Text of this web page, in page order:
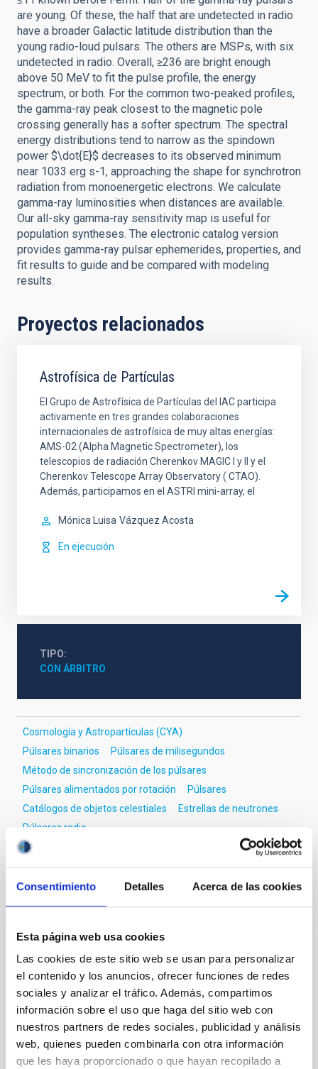
Consentimiento Detalles Acerca de las cookies
Esta página web usa cookies
Las cookies de este sitio web se usan para personalizar
el contenido y los anuncios, ofrecer funciones de redes
sociales y analizar el tráfico. Además, compartimos
información sobre el uso que haga del sitio web con
nuestros partners de redes sociales, publicidad y análisis
web, quienes pueden combinarla con otra información
que les haya proporcionado o que hayan recopilado a
are young. Of these, the half that are undetected in radio
have a broader Galactic latitude distribution than the
young radio-loud pulsars. The others are MSPs, with six
undetected in radio. Overall, ≥236 are bright enough
above 50 MeV to fit the pulse profile, the energy
spectrum, or both. For the common two-peaked profiles,
the gamma-ray peak closest to the magnetic pole
crossing generally has a softer spectrum. The spectral
energy distributions tend to narrow as the spindown
power $\dot{E}$ decreases to its observed minimum
near 1033 erg s-1, approaching the shape for synchrotron
radiation from monoenergetic electrons. We calculate
gamma-ray luminosities when distances are available.
Our all-sky gamma-ray sensitivity map is useful for
population syntheses. The electronic catalog version
provides gamma-ray pulsar ephemerides, properties, and
fit results to guide and be compared with modeling
results.
Proyectos relacionados
Astrofísica de Partículas
El Grupo de Astrofísica de Partículas del IAC participa
activamente en tres grandes colaboraciones
internacionales de astrofísica de muy altas energías:
AMS-02 (Alpha Magnetic Spectrometer), los
telescopios de radiación Cherenkov MAGIC I y II y el
Cherenkov Telescope Array Observatory ( CTAO).
Además, participamos en el ASTRI mini-array, el
Mónica Luisa Vázquez Acosta
En ejecución
TIPO
CON ÁRBITRO
Cosmología y Astropartículas (CYA)
Púlsares binarios
Púlsares de milisegundos
Método de sincronización de los púlsares
Púlsares alimentados por rotación
Púlsares
Catálogos de objetos celestiales
Estrellas de neutrones
Púlsares radio
Te puede interesar
CON ÁRBITRO
Magnetic Field Alignment with Dense
Cores in the Transition between Cloud and
Core Scales
In a magnetically dominated model of star formation,
we expect to see alignments between the magnetic
field orientation of star-forming dense cores and the